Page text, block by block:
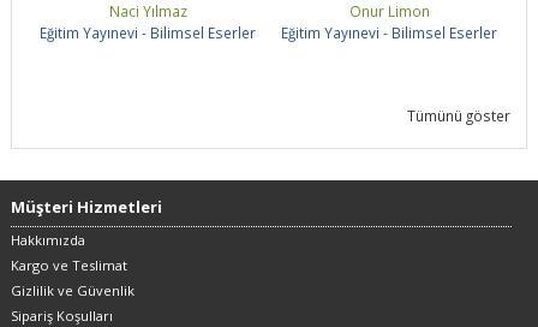
Naci Yılmaz
Eğitim Yayınevi - Bilimsel Eserler
Onur Limon
Eğitim Yayınevi - Bilimsel Eserler
Tümünü göster
Müşteri Hizmetleri
Hakkımızda
Kargo ve Teslimat
Gizlilik ve Güvenlik
Sipariş Koşulları